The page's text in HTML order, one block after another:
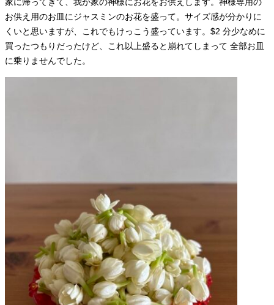
お供え用のお皿にジャスミンのお花を盛って。サイズ感が分かりに
くいと思いますが、これでもけっこう盛っています。$2 分少なめに
買ったつもりだったけど、これ以上盛ると崩れてしまって 全部お皿
に乗りませんでした。